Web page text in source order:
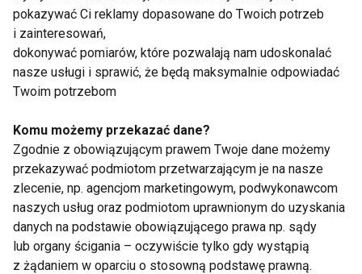
Zmęczenie po urlopie
– dlaczego zamiast
energii wraca
frustracja?
Aromatyczna
sensory beauty -
troska o skórę i
przyjemność dla
zmysłów
Pokaż więcej
Fit biz
pokazywać Ci reklamy dopasowane do Twoich potrzeb
i zainteresowań,
dokonywać pomiarów, które pozwalają nam udoskonalać
nasze usługi i sprawić, że będą maksymalnie odpowiadać
Twoim potrzebom
Komu możemy przekazać dane?
Zgodnie z obowiązującym prawem Twoje dane możemy
przekazywać podmiotom przetwarzającym je na nasze
zlecenie, np. agencjom marketingowym, podwykonawcom
naszych usług oraz podmiotom uprawnionym do uzyskania
danych na podstawie obowiązującego prawa np. sądy
lub organy ścigania – oczywiście tylko gdy wystąpią
z żądaniem w oparciu o stosowną podstawę prawną.